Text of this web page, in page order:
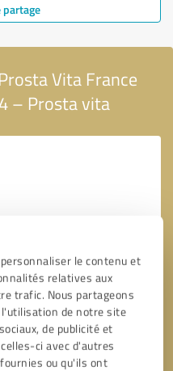
le contenu et
relatives aux
trafic. Nous partageons
de notre site
de publicité et
ci avec d'autres
ou qu'ils ont
partage
Vita France
– Prosta vita